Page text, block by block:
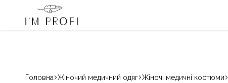
Profi – переможець «Вибір країни» 2024 і 2025
для
Головна Жіночий медичний одяг Жіночі медичні костюми